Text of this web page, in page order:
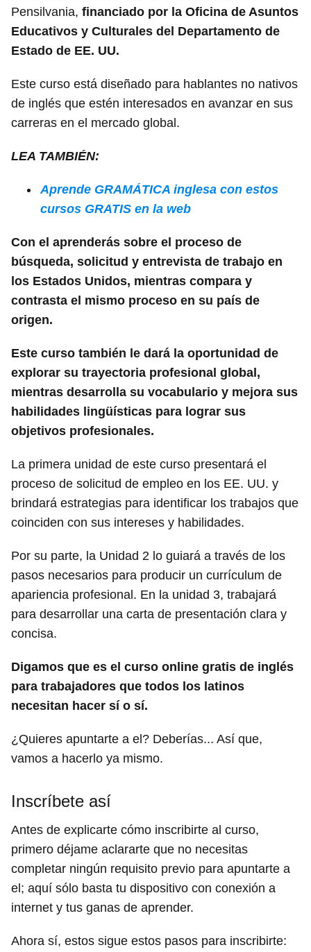
Pensilvania, financiado por la Oficina de Asuntos
Educativos y Culturales del Departamento de
Estado de EE. UU.
Este curso está diseñado para hablantes no nativos
de inglés que estén interesados ​​en avanzar en sus
carreras en el mercado global.
LEA TAMBIÉN:
Aprende GRAMÁTICA inglesa con estos
cursos GRATIS en la web
Con el aprenderás sobre el proceso de
búsqueda, solicitud y entrevista de trabajo en
los Estados Unidos, mientras compara y
contrasta el mismo proceso en su país de
origen.
Este curso también le dará la oportunidad de
explorar su trayectoria profesional global,
mientras desarrolla su vocabulario y mejora sus
habilidades lingüísticas para lograr sus
objetivos profesionales.
La primera unidad de este curso presentará el
proceso de solicitud de empleo en los EE. UU. y
brindará estrategias para identificar los trabajos que
coinciden con sus intereses y habilidades.
Por su parte, la Unidad 2 lo guiará a través de los
pasos necesarios para producir un currículum de
apariencia profesional. En la unidad 3, trabajará
para desarrollar una carta de presentación clara y
concisa.
Digamos que es el curso online gratis de inglés
para trabajadores que todos los latinos
necesitan hacer sí o sí.
¿Quieres apuntarte a el? Deberías... Así que,
vamos a hacerlo ya mismo.
Inscríbete así
Antes de explicarte cómo inscribirte al curso,
primero déjame aclararte que no necesitas
completar ningún requisito previo para apuntarte a
el; aquí sólo basta tu dispositivo con conexión a
internet y tus ganas de aprender.
Ahora sí, estos sigue estos pasos para inscribirte: